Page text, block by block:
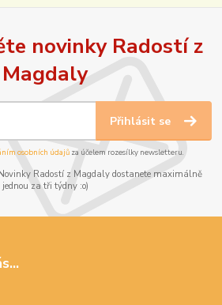
novinky Radostí z
Magdaly
Přihlásit se
osobních údajůza účelem rozesílky newsletteru.
Radostí z Magdaly dostanete maximálně
jednou za tři týdny :o)